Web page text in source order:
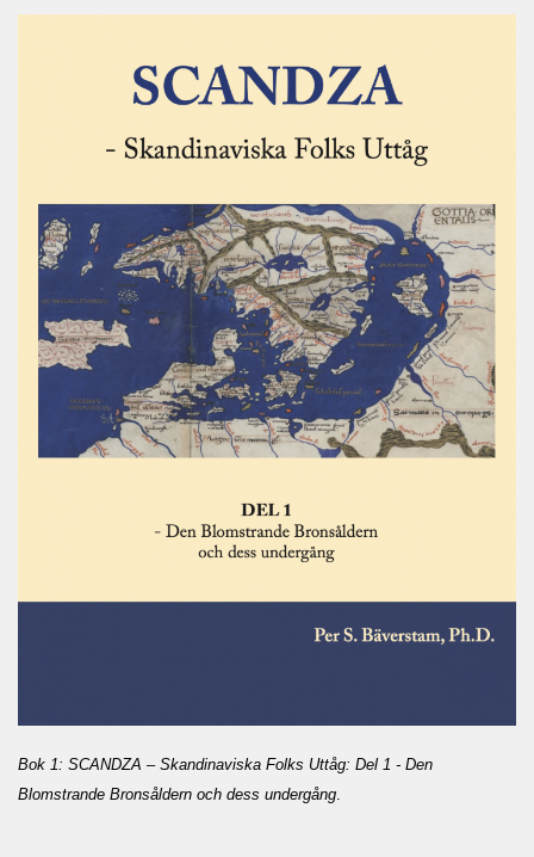
Bok 1: SCANDZA – Skandinaviska Folks Uttåg: Del 1 - Den
Blomstrande Bronsåldern och dess undergång.